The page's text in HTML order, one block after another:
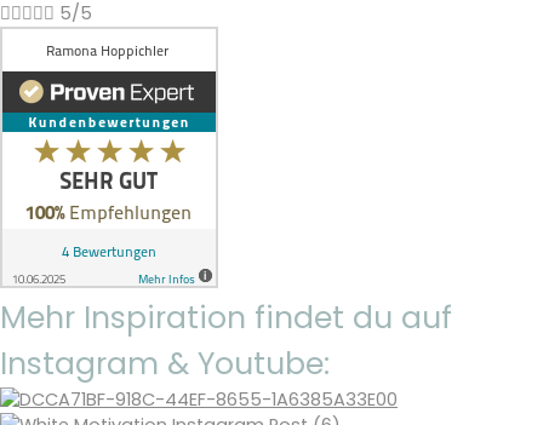
 5/5
Mehr Inspiration findet du auf
Instagram & Youtube: